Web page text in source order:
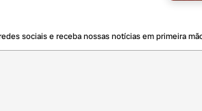
sociais e receba nossas notícias em primeira